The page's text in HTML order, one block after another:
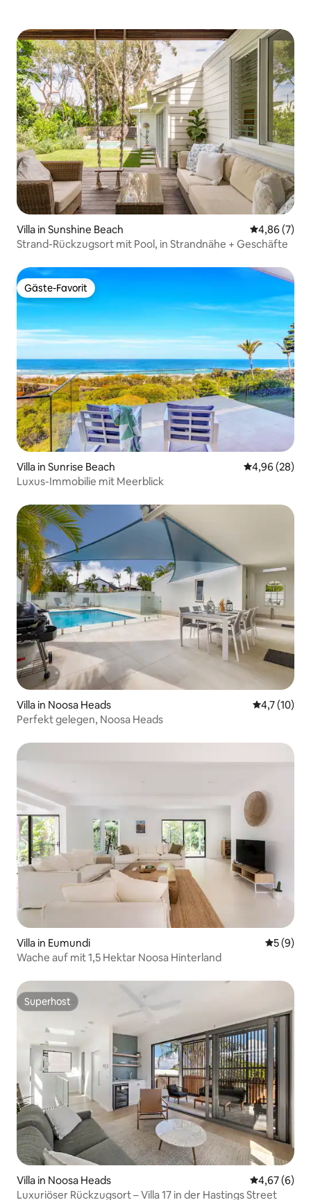
Villa in Sunshine Beach
4,86 (7)
Strand-Rückzugsort mit Pool, in Strandnähe + Geschäfte
Gäste-Favorit
Gäste-Favorit
Villa in Sunrise Beach
4,96 (28)
Luxus-Immobilie mit Meerblick
Villa in Noosa Heads
4,7 (10)
Perfekt gelegen, Noosa Heads
Villa in Eumundi
5 (9)
Wache auf mit 1,5 Hektar Noosa Hinterland
Superhost
Superhost
Villa in Noosa Heads
4,67 (6)
Luxuriöser Rückzugsort – Villa 17 in der Hastings Street